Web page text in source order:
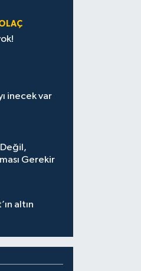
inecek var
Gerekir
altın